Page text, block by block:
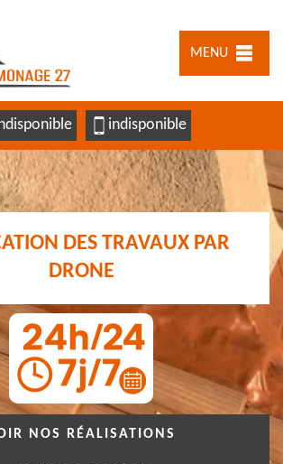
MENU
indisponible
DES TRAVAUX PAR
DRONE
NOS RÉALISATIONS